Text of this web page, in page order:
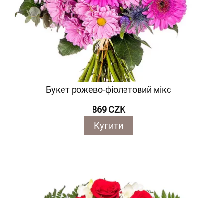
Букет рожево-фіолетовий мікс
869 CZK
Купити